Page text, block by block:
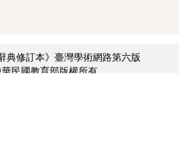
典修訂本》臺灣學術網路第六版
華民國教育部版權所有